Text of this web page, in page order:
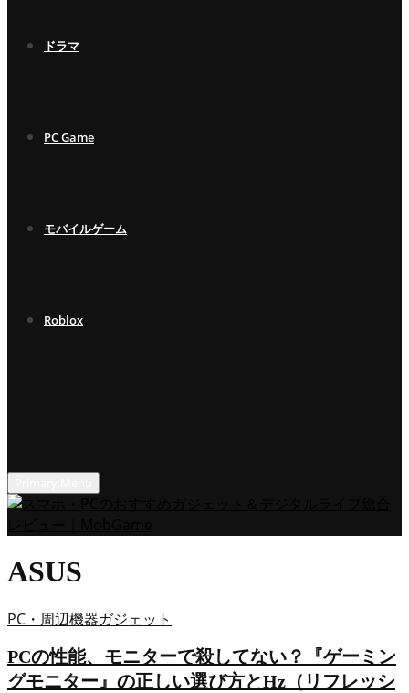
ドラマ
PC Game
モバイルゲーム
Roblox
ASUS
PC・周辺機器ガジェット
PCの性能、モニターで殺してない？『ゲーミン
グモニター』の正しい選び方とHz（リフレッシ